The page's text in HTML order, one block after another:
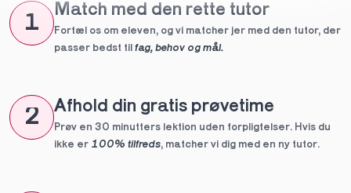
1
Match med den rette tutor
Fortæl os om eleven, og vi matcher jer med den tutor, der
passer bedst til fag, behov og mål.
2 Afhold din gratis prøvetime
Prøv en 30 minutters lektion uden forpligtelser. Hvis du
ikke er 100% tilfreds, matcher vi dig med en ny tutor.